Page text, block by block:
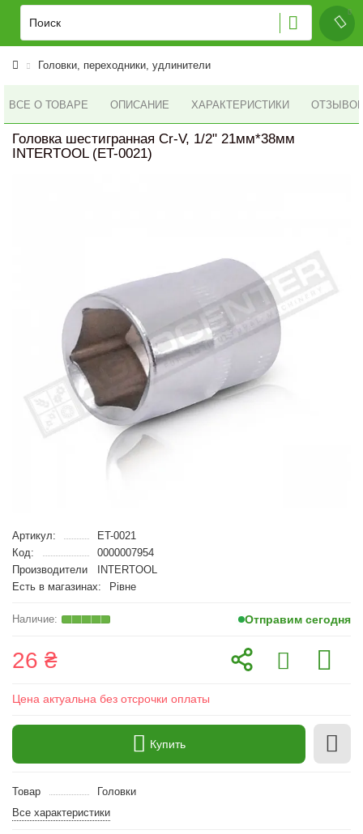
Головки, переходники, удлинители
ВСЕ О ТОВАРЕ ОПИСАНИЕ ХАРАКТЕРИСТИКИ ОТЗЫВОВ
Головка шестигранная Cr-V, 1/2" 21мм*38мм
INTERTOOL (ET-0021)
Артикул:
ET-0021
Код:
0000007954
Производители
INTERTOOL
Есть в магазинах:
Рівне
Отправим сегодня
26 ₴
Цена актуальна без отсрочки оплаты
Купить
Товар
Головки
Все характеристики